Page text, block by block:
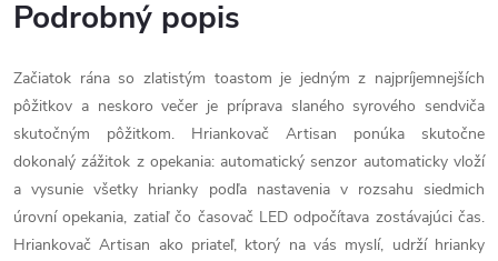
Podrobný popis
Začiatok rána so zlatistým toastom je jedným z najpríjemnejších
pôžitkov a neskoro večer je príprava slaného syrového sendviča
skutočným pôžitkom. Hriankovač Artisan ponúka skutočne
dokonalý zážitok z opekania: automatický senzor automaticky vloží
a vysunie všetky hrianky podľa nastavenia v rozsahu siedmich
úrovní opekania, zatiaľ čo časovač LED odpočítava zostávajúci čas.
Hriankovač Artisan ako priateľ, ktorý na vás myslí, udrží hrianky